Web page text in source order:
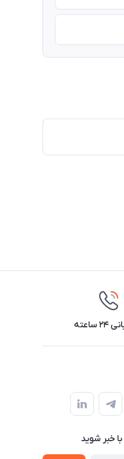
ساعته
خبر شوید